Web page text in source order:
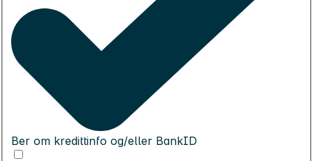
Ber om kredittinfo og/eller BankID